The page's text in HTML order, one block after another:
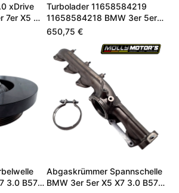
xDrive
X5 X7
Turbolader 11658584219
11658584218 BMW 3er 5er
X5 3.0 B57D30A
650,75 €
3.0 B57
Abgaskrümmer Spannschelle
BMW 3er 5er X5 X7 3.0 B57